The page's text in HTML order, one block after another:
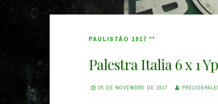
PAULISTÃO 1917 **
Palestra Italia 6 x 1
25 DE NOVEMBRO DE 1917